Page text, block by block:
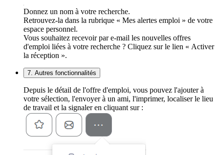
Donnez un nom à votre recherche.
Retrouvez-la dans la rubrique « Mes alertes emploi » de votre
espace personnel.
Vous souhaitez recevoir par e-mail les nouvelles offres
d'emploi liées à votre recherche ? Cliquez sur le lien « Activer
la réception ».
7. Autres fonctionnalités
Depuis le détail de l'offre d'emploi, vous pouvez l'ajouter à
votre sélection, l'envoyer à un ami, l'imprimer, localiser le lieu
de travail et la signaler en cliquant sur :